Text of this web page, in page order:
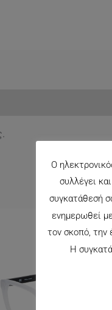
Ο
συλλέγει
συγκατάθεσή
ενημερωθεί
τον σκοπό, την
Η